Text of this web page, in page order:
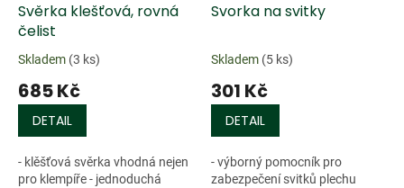
Svěrka klešťová, rovná
čelist
Skladem (3 ks)
685 Kč
DETAIL
- klěšťová svěrka vhodná nejen
pro klempíře - jednoduchá
Svorka na svitky
Skladem (5 ks)
301 Kč
DETAIL
- výborný pomocník pro
zabezpečení svitků plechu